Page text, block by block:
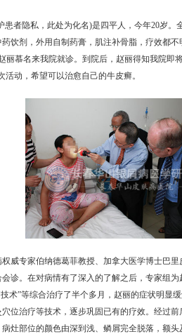
隐私，此处为化名)是四平人，今年20岁。
饮剂，外用自制药膏，肌注补骨脂，疗效都
丽慕名来我院就诊。到院后，赵丽得知我院即
活动，希望可以治愈自己的牛皮癣。
专家伯纳德葛菲教授、加拿大医学博士巴里
诊。在对病情有了深入的了解之后，专家组为
术”等综合治疗了半个多月，赵丽的症状明显
位治疗等技术，逐步巩固已有的疗效。经过
灶部位的颜色由深到浅、鳞屑完全脱落，额